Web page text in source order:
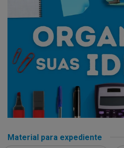
Material para expediente